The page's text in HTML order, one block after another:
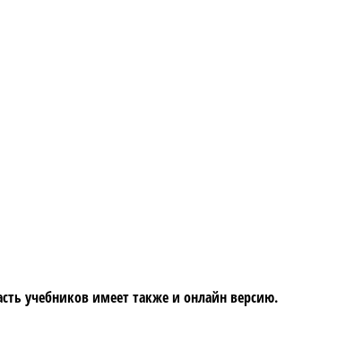
учебников имеет также и онлайн версию.